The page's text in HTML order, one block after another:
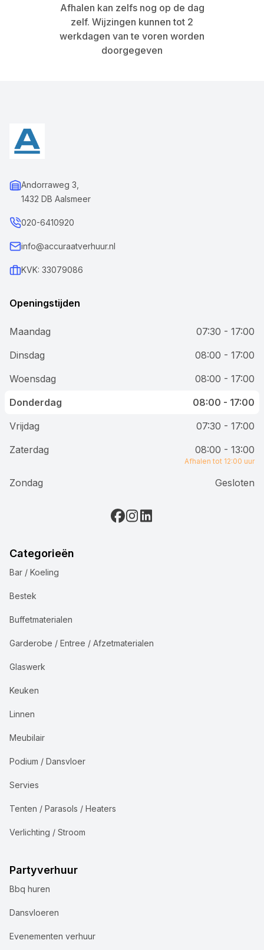
Afhalen kan zelfs nog op de dag
zelf. Wijzingen kunnen tot 2
werkdagen van te voren worden
doorgegeven
Andorraweg 3,
1432 DB Aalsmeer
020-6410920
info@accuraatverhuur.nl
KVK: 33079086
Openingstijden
Maandag
07:30 - 17:00
Dinsdag
08:00 - 17:00
Woensdag
08:00 - 17:00
Donderdag
08:00 - 17:00
Vrijdag
07:30 - 17:00
Zaterdag
08:00 - 13:00
Afhalen tot 12:00 uur
Zondag Gesloten
Categorieën
Bar / Koeling
Bestek
Buffetmaterialen
Garderobe / Entree / Afzetmaterialen
Glaswerk
Keuken
Linnen
Meubilair
Podium / Dansvloer
Servies
Tenten / Parasols / Heaters
Verlichting / Stroom
Partyverhuur
Bbq huren
Dansvloeren
Evenementen verhuur